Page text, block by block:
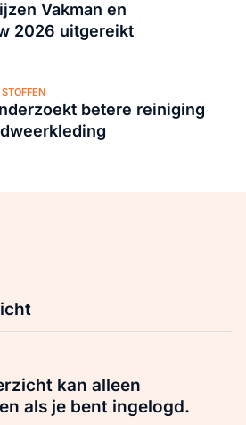
Vakman en
2026 uitgereikt
betere reiniging
kan alleen
als je bent ingelogd.